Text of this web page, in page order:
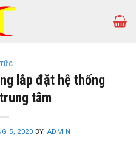
lắp đặt hệ thống
tâm
5, 2020 BY ADMIN